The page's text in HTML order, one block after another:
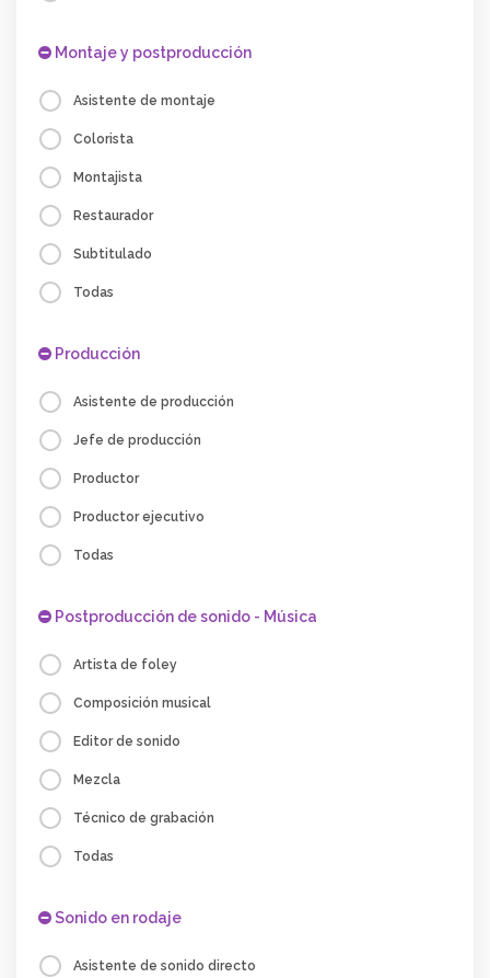
Montaje y postproducción
Asistente de montaje
Colorista
Montajista
Restaurador
Subtitulado
Todas
Producción
Asistente de producción
Jefe de producción
Productor
Productor ejecutivo
Todas
Postproducción de sonido - Música
Artista de foley
Composición musical
Editor de sonido
Mezcla
Técnico de grabación
Todas
Sonido en rodaje
Asistente de sonido directo